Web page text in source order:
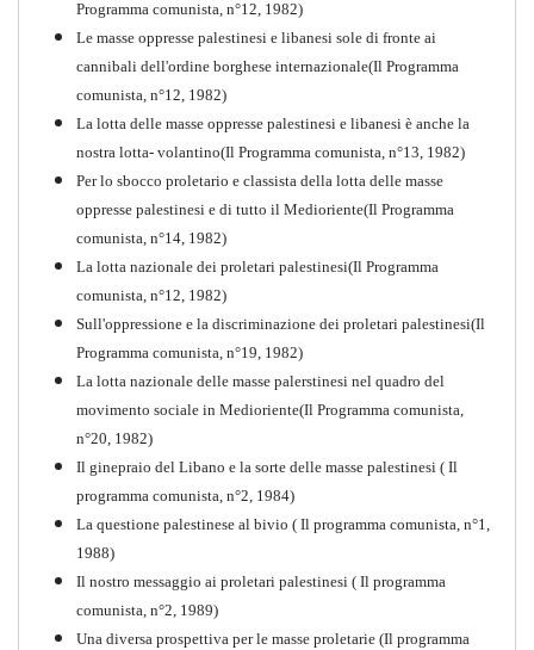
comunista
Quaderno n°10
1917-2017 Ieri Oggi Domani
PDF Quaderno n°9
Programma comunista, n°12, 1982)
Le masse oppresse palestinesi e libanesi sole di fronte ai
cannibali dell'ordine borghese internazionale(Il Programma
comunista, n°12, 1982)
La lotta delle masse oppresse palestinesi e libanesi è anche la
nostra lotta- volantino(Il Programma comunista, n°13, 1982)
Per lo sbocco proletario e classista della lotta delle masse
oppresse palestinesi e di tutto il Medioriente(Il Programma
comunista, n°14, 1982)
La lotta nazionale dei proletari palestinesi(Il Programma
comunista, n°12, 1982)
Sull'oppressione e la discriminazione dei proletari palestinesi(Il
Programma comunista, n°19, 1982)
La lotta nazionale delle masse palerstinesi nel quadro del
movimento sociale in Medioriente(Il Programma comunista,
n°20, 1982)
Il ginepraio del Libano e la sorte delle masse palestinesi ( Il
programma comunista, n°2, 1984)
La questione palestinese al bivio ( Il programma comunista, n°1,
1988)
Il nostro messaggio ai proletari palestinesi ( Il programma
comunista, n°2, 1989)
Una diversa prospettiva per le masse proletarie (Il programma